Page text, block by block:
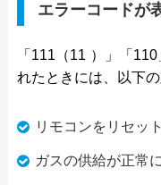
エラーコードが
「111（11 ）」「
れたときには、以下
リモコンをリセッ
ガスの供給が正常